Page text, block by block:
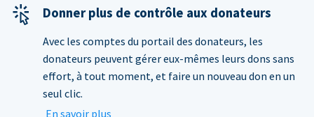
Donner plus de contrôle aux donateurs
Avec les comptes du portail des donateurs, les
donateurs peuvent gérer eux-mêmes leurs dons sans
effort, à tout moment, et faire un nouveau don en un
seul clic.
En savoir plus